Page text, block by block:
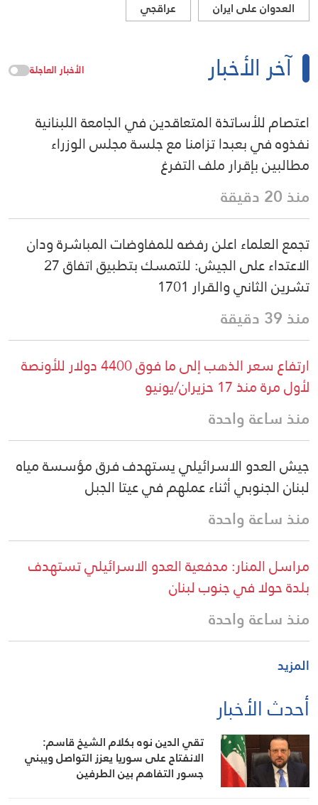
العدوان على ايران عراقجي
آخر الأخبار الأخبار العاجلة
اعتصام للأساتذة المتعاقدين في الجامعة اللبنانية
نفذوه في بعبدا تزامنا مع جلسة مجلس الوزراء
مطالبين بإقرار ملف التفرغ
منذ 20 دقيقة
تجمع العلماء اعلن رفضه للمفاوضات المباشرة ودان
الاعتداء على الجيش: للتمسك بتطبيق اتفاق 27
تشرين الثاني والقرار 1701
منذ 39 دقيقة
ارتفاع سعر الذهب إلى ما فوق 4400 دولار للأونصة
لأول مرة منذ 17 حزيران/يونيو
منذ ساعة واحدة
جيش العدو الاسرائيلي يستهدف فرق مؤسسة مياه
لبنان الجنوبي أثناء عملهم في عيتا الجبل
منذ ساعة واحدة
مراسل المنار: مدفعية العدو الاسرائيلي تستهدف
بلدة حولا في جنوب لبنان
منذ ساعة واحدة
المزيد
أحدث الأخبار
تقي الدين نوه بكلام الشيخ قاسم:
الانفتاح على سوريا يعزز التواصل ويبني
جسور التفاهم بين الطرفين